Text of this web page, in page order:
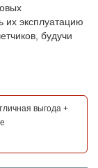
их эксплуатацию
будучи
выгода +